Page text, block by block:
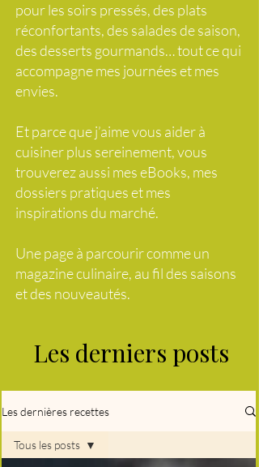
pour les soirs pressés, des plats
réconfortants, des salades de saison,
des desserts gourmands… tout ce qui
accompagne mes journées et mes
envies.
Et parce que j’aime vous aider à
cuisiner plus sereinement, vous
trouverez aussi mes eBooks, mes
dossiers pratiques et mes
inspirations du marché.
Une page à parcourir comme un
magazine culinaire, au fil des saisons
et des nouveautés.
Les derniers posts
Les dernières recettes
Tous les posts